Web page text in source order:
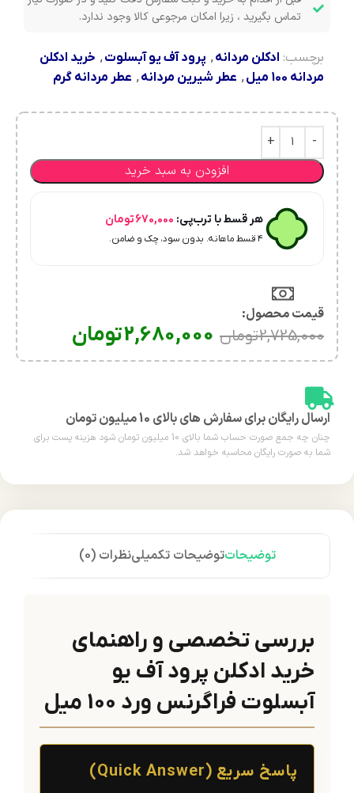
تماس بگیرید ، زیرا امکان مرجوعی کالا وجود ندارد.
برچسب: ادکلن مردانه, پرود آف یو آبسلوت, خرید ادکلن
مردانه 100 میل
, عطر شیرین مردانه, عطر مردانه گرم
افزودن به سبد خرید
هر قسط با ترب‌پی: 670,000تومان
۴ قسط ماهانه. بدون سود، چک و ضامن.
قیمت محصول:​
2,725,000تومان 2,680,000تومان
ارسال رایگان برای سفارش های بالای 10 میلیون تومان
چنان چه جمع صورت حساب شما بالای 10 میلیون تومان شود هزینه پست برای
شما به صورت رایگان محاسبه خواهد شد.
توضیحاتتوضیحات تکمیلینظرات (0)
بررسی تخصصی و راهنمای
خرید ادکلن پرود آف یو
آبسلوت فراگرنس ورد 100 میل
پاسخ سریع (Quick Answer)